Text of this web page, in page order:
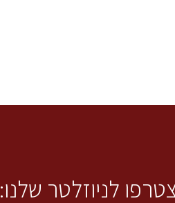
לניוזלטר שלנו: